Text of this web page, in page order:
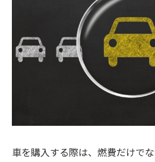
車を購入する際は、燃費だけで